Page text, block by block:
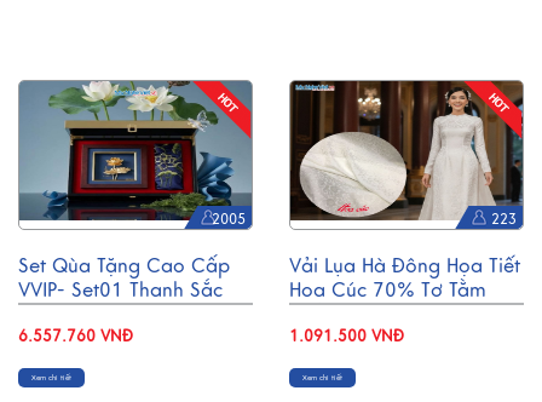
2005
Set Qùa Tặng Cao Cấp
VVIP- Set01 Thanh Sắc
6.557.760 VNĐ
Xem chi tiết
223
Vải Lụa Hà Đông Họa Tiết
Hoa Cúc 70% Tơ Tằm
3.7
1.091.500 VNĐ
Xem chi tiết